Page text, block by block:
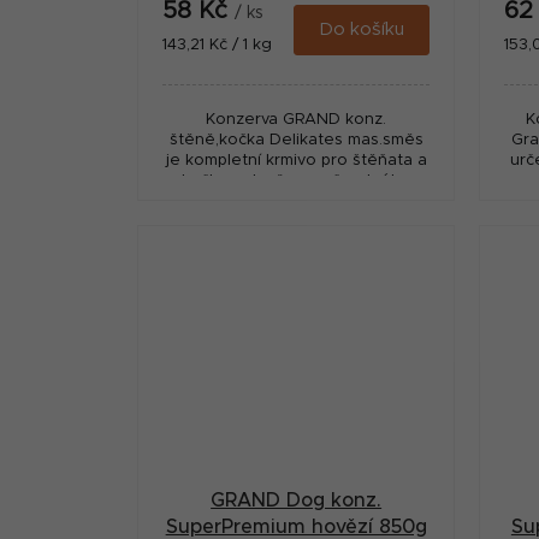
58 Kč / ks
Měrná
143,21 Kč / 1 kg
Do košíku
Konzerva GRAND konz.
štěně,kočka Delikates mas.směs
je kompletní krmivo pro štěňata a
kočky, vytvořeno z čerstvého
62
GRAND Dog konz.
SuperPremium hovězí 850g